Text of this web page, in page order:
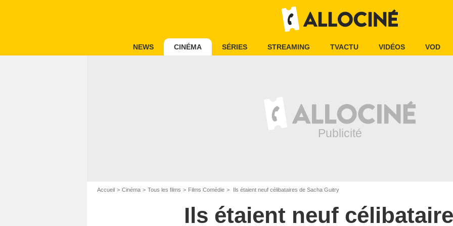
NEWS CINÉMA SÉRIES STREAMING TVACTU VIDÉOS VOD
Accueil Cinéma Tous les films Films Comédie Ils étaient neuf célibataires de Sacha Guitry
Ils étaient neuf